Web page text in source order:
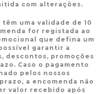
com alterações.
uma validade de 10
for registada ao
que defina um
garantir a
descontos, promoções
Caso o pagamento
pelos nossos
a encomenda não
valor recebido após